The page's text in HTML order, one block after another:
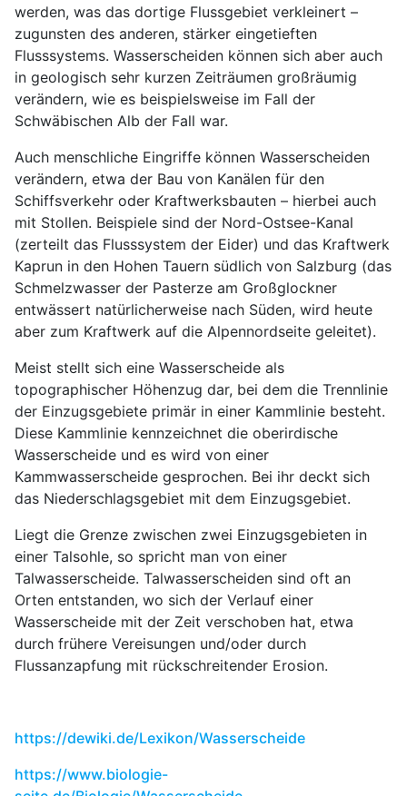
werden, was das dortige Flussgebiet verkleinert –
zugunsten des anderen, stärker eingetieften
Flusssystems. Wasserscheiden können sich aber auch
in geologisch sehr kurzen Zeiträumen großräumig
verändern, wie es beispielsweise im Fall der
Schwäbischen Alb der Fall war.
Auch menschliche Eingriffe können Wasserscheiden
verändern, etwa der Bau von Kanälen für den
Schiffsverkehr oder Kraftwerksbauten – hierbei auch
mit Stollen. Beispiele sind der Nord-Ostsee-Kanal
(zerteilt das Flusssystem der Eider) und das Kraftwerk
Kaprun in den Hohen Tauern südlich von Salzburg (das
Schmelzwasser der Pasterze am Großglockner
entwässert natürlicherweise nach Süden, wird heute
aber zum Kraftwerk auf die Alpennordseite geleitet).
Meist stellt sich eine Wasserscheide als
topographischer Höhenzug dar, bei dem die Trennlinie
der Einzugsgebiete primär in einer Kammlinie besteht.
Diese Kammlinie kennzeichnet die oberirdische
Wasserscheide und es wird von einer
Kammwasserscheide gesprochen. Bei ihr deckt sich
das Niederschlagsgebiet mit dem Einzugsgebiet.
Liegt die Grenze zwischen zwei Einzugsgebieten in
einer Talsohle, so spricht man von einer
Talwasserscheide. Talwasserscheiden sind oft an
Orten entstanden, wo sich der Verlauf einer
Wasserscheide mit der Zeit verschoben hat, etwa
durch frühere Vereisungen und/oder durch
Flussanzapfung mit rückschreitender Erosion.
https://dewiki.de/Lexikon/Wasserscheide
https://www.biologie-